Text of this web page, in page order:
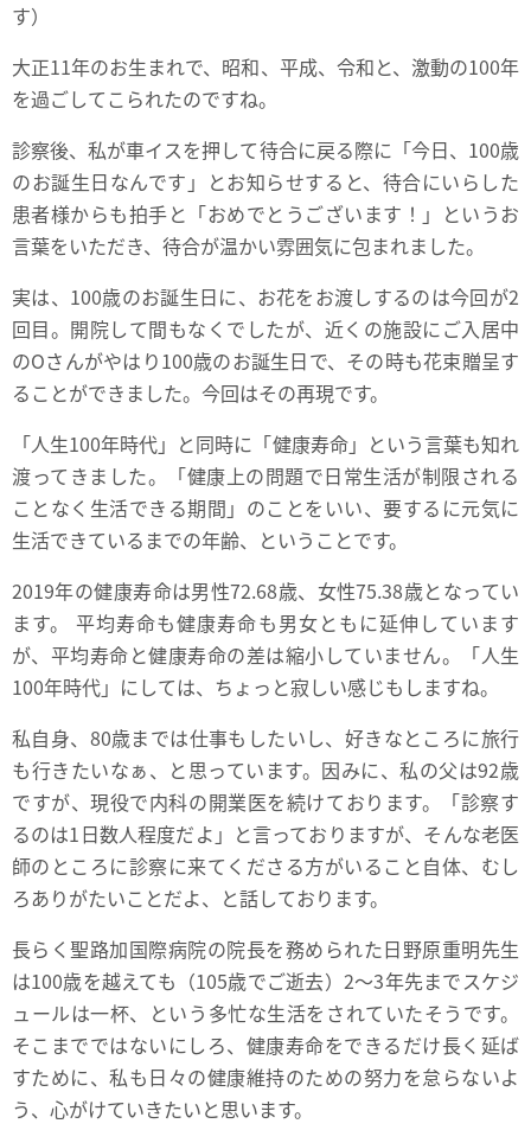
す）
大正11年のお生まれで、昭和、平成、令和と、激動の100年
を過ごしてこられたのですね。
診察後、私が車イスを押して待合に戻る際に「今日、100歳
のお誕生日なんです」とお知らせすると、待合にいらした
患者様からも拍手と「おめでとうございます！」というお
言葉をいただき、待合が温かい雰囲気に包まれました。
実は、100歳のお誕生日に、お花をお渡しするのは今回が2
回目。開院して間もなくでしたが、近くの施設にご入居中
のOさんがやはり100歳のお誕生日で、その時も花束贈呈す
ることができました。今回はその再現です。
「人生100年時代」と同時に「健康寿命」という言葉も知れ
渡ってきました。「健康上の問題で日常生活が制限される
ことなく生活できる期間」のことをいい、要するに元気に
生活できているまでの年齢、ということです。
2019年の健康寿命は男性72.68歳、女性75.38歳となってい
ます。 平均寿命も健康寿命も男女ともに延伸しています
が、平均寿命と健康寿命の差は縮小していません。「人生
100年時代」にしては、ちょっと寂しい感じもしますね。
私自身、80歳までは仕事もしたいし、好きなところに旅行
も行きたいなぁ、と思っています。因みに、私の父は92歳
ですが、現役で内科の開業医を続けております。「診察す
るのは1日数人程度だよ」と言っておりますが、そんな老医
師のところに診察に来てくださる方がいること自体、むし
ろありがたいことだよ、と話しております。
長らく聖路加国際病院の院長を務められた日野原重明先生
は100歳を越えても（105歳でご逝去）2～3年先までスケジ
ュールは一杯、という多忙な生活をされていたそうです。
そこまでではないにしろ、健康寿命をできるだけ長く延ば
すために、私も日々の健康維持のための努力を怠らないよ
う、心がけていきたいと思います。